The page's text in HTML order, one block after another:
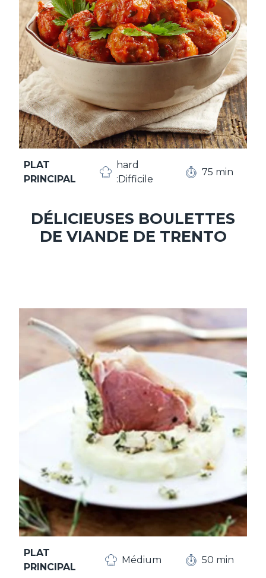
PLAT
PRINCIPAL
hard
:Difficile
75 min
DÉLICIEUSES BOULETTES
DE VIANDE DE TRENTO
PLAT
PRINCIPAL
Médium 50 min